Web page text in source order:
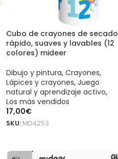
Cubo de crayones de secado
rápido, suaves y lavables (12
colores) mideer
Dibujo y pintura, Crayones,
Lápices y crayones, Juego
natural y aprendizaje activo,
Los más vendidos
17,00€
SKU: MD4253